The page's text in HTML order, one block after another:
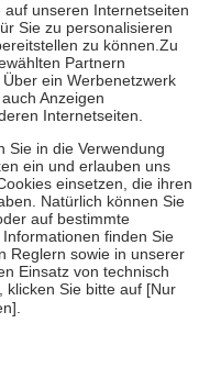
für Online-Apotheken.
beträgt die
zehn Euro je
ihre eigene Gesundheit zu
zu unterstützen,
18. Lebensjahr
die von der
um echte Bewertungen